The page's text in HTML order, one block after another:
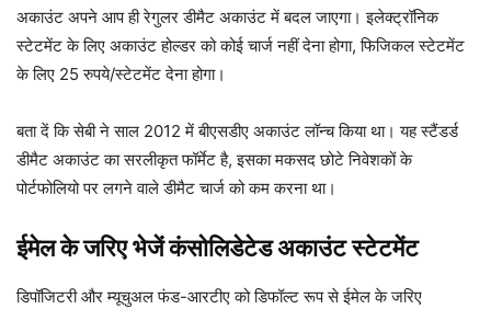
अकाउंट अपने आप ही रेगुलर डीमैट अकाउंट में बदल जाएगा। इलेक्ट्रॉनिक
स्टेटमेंट के लिए अकाउंट होल्डर को कोई चार्ज नहीं देना होगा, फिजिकल स्टेटमेंट
के लिए 25 रुपये/स्टेटमेंट देना होगा।
बता दें कि सेबी ने साल 2012 में बीएसडीए अकाउंट लॉन्च किया था। यह स्टैंडर्ड
डीमैट अकाउंट का सरलीकृत फॉर्मेट है, इसका मकसद छोटे निवेशकों के
पोर्टफोलियो पर लगने वाले डीमैट चार्ज को कम करना था।
ईमेल के जरिए भेजें कंसोलिडेटेड अकाउंट स्टेटमेंट
डिपॉजिटरी और म्यूचुअल फंड-आरटीए को डिफॉल्ट रूप से ईमेल के जरिए